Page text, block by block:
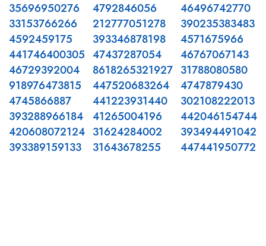
35696950276
33153766266
4592459175
441746400305
46729392004
918976473815
4745866887
393288966184
420608072124
393389159133
4792846056
212777051278
393346878198
47437287054
8618265321927
447520683264
441223931440
41265004196
31624284002
31643678255
46496742770
390235383483
4571675966
46767067143
31788080580
4747879430
302108222013
442046154744
393494491042
447441950772